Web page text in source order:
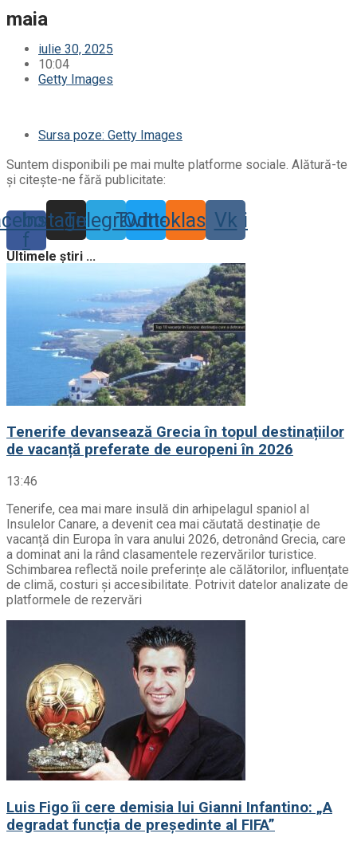
maia
iulie 30, 2025
10:04
Getty Images
Sursa poze: Getty Images
Suntem disponibili pe mai multe platforme sociale. Alătură-te
și citește-ne fără publicitate:
f
Instagram
TelegramTwitter
Odnoklassniki
Vk
Ultimele știri ...
Tenerife devansează Grecia în topul destinațiilor
de vacanță preferate de europeni în 2026
13:46
Tenerife, cea mai mare insulă din arhipelagul spaniol al
Insulelor Canare, a devenit cea mai căutată destinație de
vacanță din Europa în vara anului 2026, detronând Grecia, care
a dominat ani la rând clasamentele rezervărilor turistice.
Schimbarea reflectă noile preferințe ale călătorilor, influențate
de climă, costuri și accesibilitate. Potrivit datelor analizate de
platformele de rezervări
Luis Figo îi cere demisia lui Gianni Infantino: „A
degradat funcția de președinte al FIFA”